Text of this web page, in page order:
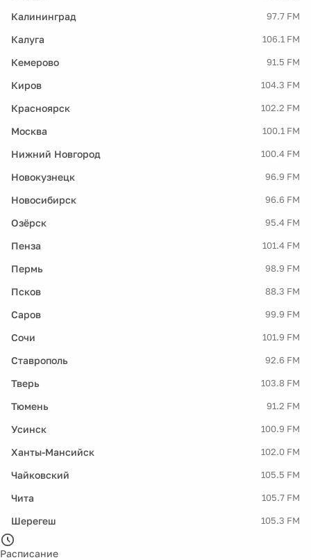
Калининград 97.7 FM
Калуга 106.1 FM
Кемерово 91.5 FM
Киров 104.3 FM
Красноярск 102.2 FM
Москва 100.1 FM
Нижний Новгород 100.4 FM
Новокузнецк 96.9 FM
Новосибирск 96.6 FM
Озёрск 95.4 FM
Пенза 101.4 FM
Пермь 98.9 FM
Псков 88.3 FM
Саров 99.9 FM
Сочи 101.9 FM
Ставрополь 92.6 FM
Тверь 103.8 FM
Тюмень 91.2 FM
Усинск 100.9 FM
Ханты-Мансийск 102.0 FM
Чайковский 105.5 FM
Чита 105.7 FM
Шерегеш 105.3 FM
Расписание